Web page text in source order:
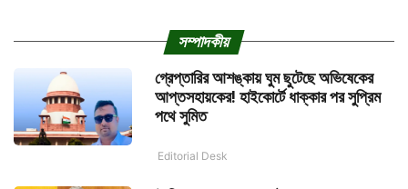
সম্পাদকীয়
গ্রেপ্তারির আশঙ্কায় ঘুম ছুটেছে অভিষেকের
আপ্তসহায়কের! হাইকোর্টে ধাক্কার পর সুপ্রিম
পথে সুমিত
Editorial Desk